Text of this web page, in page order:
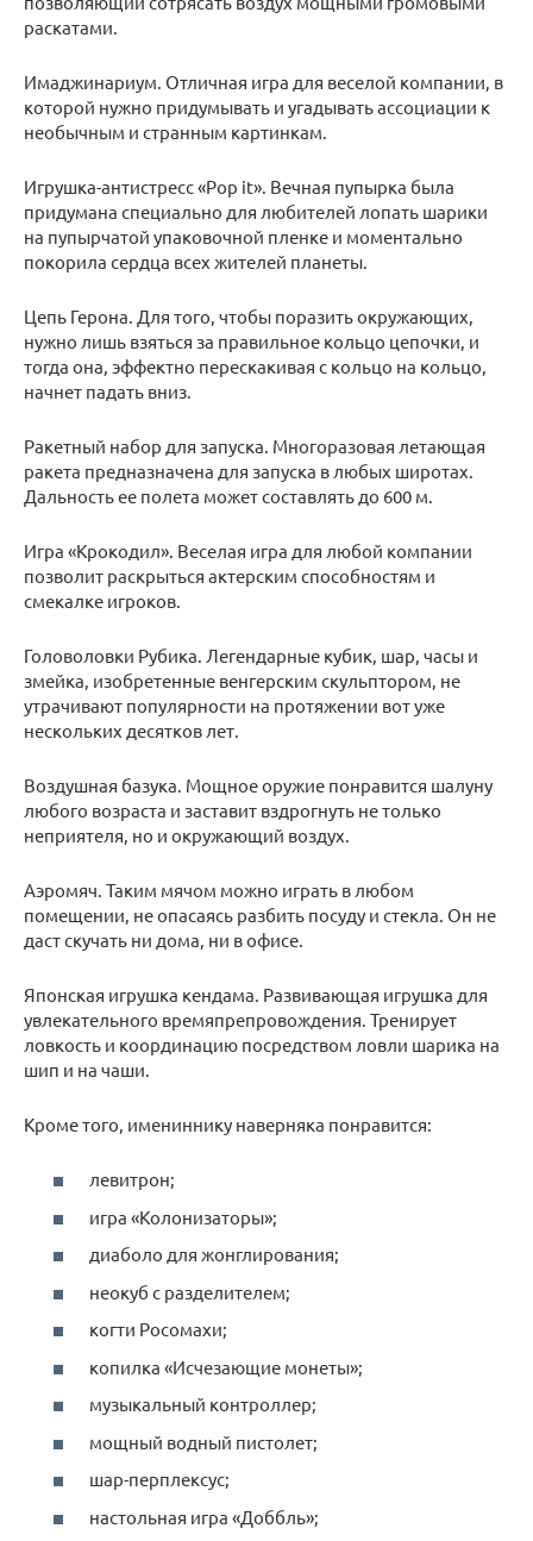
раскатами.
Имаджинариум. Отличная игра для веселой компании, в
которой нужно придумывать и угадывать ассоциации к
необычным и странным картинкам.
Игрушка-антистресс «Pop it». Вечная пупырка была
придумана специально для любителей лопать шарики
на пупырчатой упаковочной пленке и моментально
покорила сердца всех жителей планеты.
Цепь Герона. Для того, чтобы поразить окружающих,
нужно лишь взяться за правильное кольцо цепочки, и
тогда она, эффектно перескакивая с кольцо на кольцо,
начнет падать вниз.
Ракетный набор для запуска. Многоразовая летающая
ракета предназначена для запуска в любых широтах.
Дальность ее полета может составлять до 600 м.
Игра «Крокодил». Веселая игра для любой компании
позволит раскрыться актерским способностям и
смекалке игроков.
Головоловки Рубика. Легендарные кубик, шар, часы и
змейка, изобретенные венгерским скульптором, не
утрачивают популярности на протяжении вот уже
нескольких десятков лет.
Воздушная базука. Мощное оружие понравится шалуну
любого возраста и заставит вздрогнуть не только
неприятеля, но и окружающий воздух.
Аэромяч. Таким мячом можно играть в любом
помещении, не опасаясь разбить посуду и стекла. Он не
даст скучать ни дома, ни в офисе.
Японская игрушка кендама. Развивающая игрушка для
увлекательного времяпрепровождения. Тренирует
ловкость и координацию посредством ловли шарика на
шип и на чаши.
Кроме того, имениннику наверняка понравится:
левитрон;
игра «Колонизаторы»;
диаболо для жонглирования;
неокуб с разделителем;
когти Росомахи;
копилка «Исчезающие монеты»;
музыкальный контроллер;
мощный водный пистолет;
шар-перплексус;
настольная игра «Доббль»;